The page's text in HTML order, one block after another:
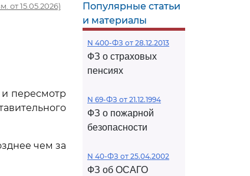
от 15.05.2026)
пересмотр
чем за
Популярные статьи
и материалы
N 400-ФЗ от 28.12.2013
ФЗ о страховых
пенсиях
N 69-ФЗ от 21.12.1994
ФЗ о пожарной
безопасности
N 40-ФЗ от 25.04.2002
ФЗ об ОСАГО